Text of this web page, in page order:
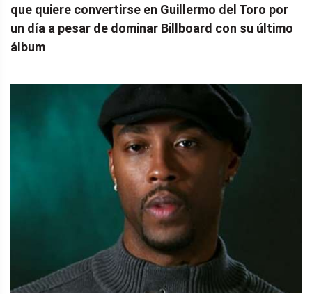
que quiere convertirse en Guillermo del Toro por
un día a pesar de dominar Billboard con su último
álbum